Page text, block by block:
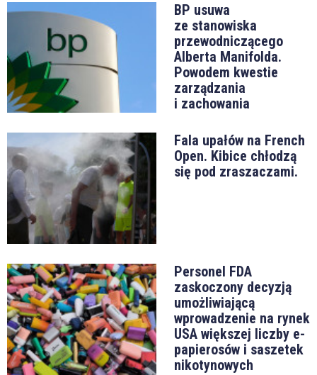
BP usuwa
ze stanowiska
przewodniczącego
Alberta Manifolda.
Powodem kwestie
zarządzania
i zachowania
Fala upałów na French
Open. Kibice chłodzą
się pod zraszaczami.
Personel FDA
zaskoczony decyzją
umożliwiającą
wprowadzenie na rynek
USA większej liczby e-
papierosów i saszetek
nikotynowych